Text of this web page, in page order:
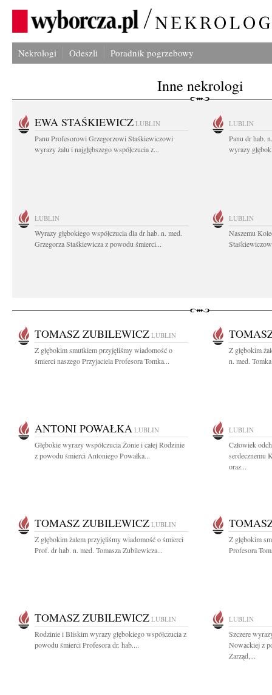
Nekrologi Odeszli Poradnik pogrzebowy
Inne nekrologi
EWA STAŚKIEWICZ LUBLIN
Panu Profesorowi Grzegorzowi Staśkiewiczowi
wyrazy żalu i najgłębszego współczucia z...
LUBLIN
Panu dr hab.
wyrazy
LUBLIN
Wyrazy głębokiego współczucia dla dr hab. n. med.
Grzegorza Staśkiewicza z powodu śmierci...
LUBLIN
Naszemu
TOMASZ ZUBILEWICZ LUBLIN
Z głębokim smutkiem przyjęliśmy wiadomość o
śmierci naszego Przyjaciela Profesora Tomka...
Z głębokim
n. med.
ANTONI POWAŁKA LUBLIN
Głębokie wyrazy współczucia Żonie i całej Rodzinie
z powodu śmierci Antoniego Powałka...
LUBLIN
Człowiek
serdecznemu
oraz...
TOMASZ ZUBILEWICZ LUBLIN
Z głębokim żalem przyjęliśmy wiadomość o śmierci
Prof. dr hab. n. med. Tomasza Zubilewicza...
Z głębokim
Profesora
TOMASZ ZUBILEWICZ LUBLIN
Rodzinie i Bliskim wyrazy głębokiego współczucia z
powodu śmierci Profesora dr. hab....
LUBLIN
Szczere
Nowackiej z
Zarząd,...